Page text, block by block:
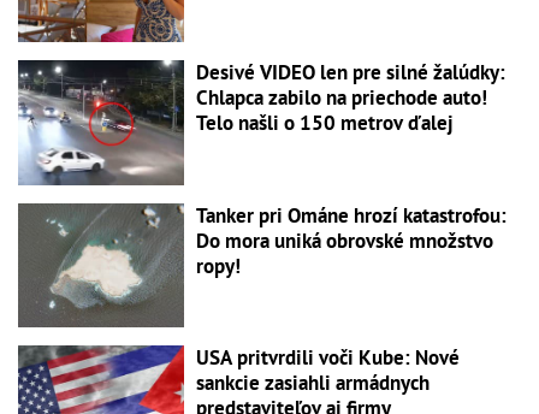
Desivé VIDEO len pre silné žalúdky:
Chlapca zabilo na priechode auto!
Telo našli o 150 metrov ďalej
Tanker pri Ománe hrozí katastrofou:
Do mora uniká obrovské množstvo
ropy!
USA pritvrdili voči Kube: Nové
sankcie zasiahli armádnych
predstaviteľov aj firmy